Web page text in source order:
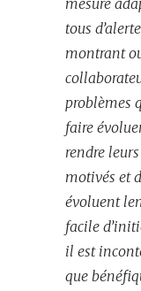
mesure
tous
montrant
problèmes
faire
rendre
motivés et
évoluent
facile
il est
que